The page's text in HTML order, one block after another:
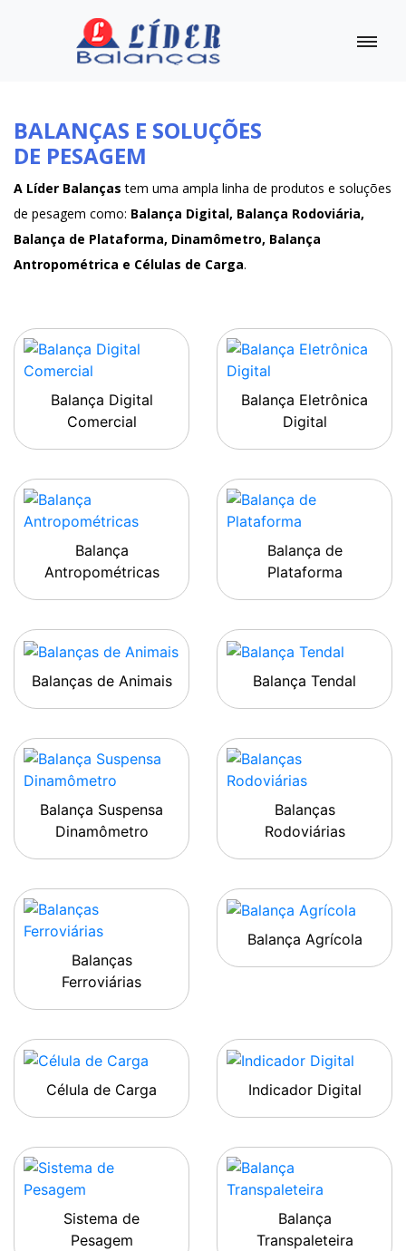
BALANÇAS E SOLUÇÕES
DE PESAGEM
A Líder Balanças tem uma ampla linha de produtos e soluções
de pesagem como: Balança Digital, Balança Rodoviária,
Balança de Plataforma, Dinamômetro, Balança
Antropométrica e Células de Carga.
Balança Digital
Comercial
Balança Eletrônica
Digital
Balança
Antropométricas
Balança de
Plataforma
Balanças de Animais Balança Tendal
Balança Suspensa
Dinamômetro
Balanças
Rodoviárias
Balanças
Ferroviárias
Balança Agrícola
Célula de Carga Indicador Digital
Sistema de
Pesagem
Balança
Transpaleteira